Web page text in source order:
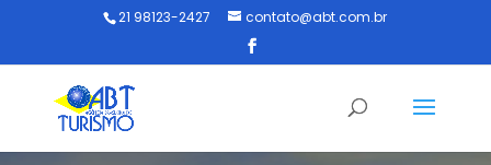
21 98123-2427 contato@abt.com.br